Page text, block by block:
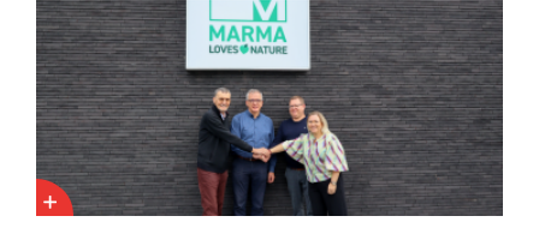
retailer, realiseerde de fusie met Promodès en nam
toenmalig Belgisch marktleider GB over.